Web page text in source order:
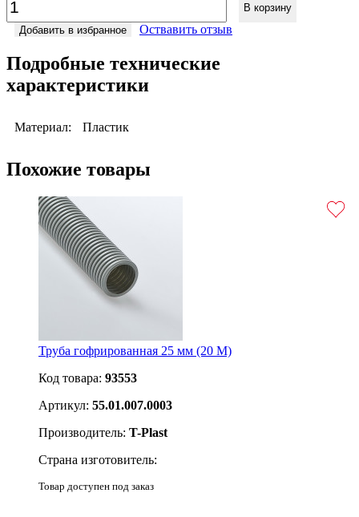
В корзину
Добавить в избранное
Оствавить отзыв
Подробные технические
характеристики
Материал: Пластик
Похожие товары
Труба гофрированная 25 мм (20 M)
Код товара: 93553
Артикул: 55.01.007.0003
Производитель: T-Plast
Страна изготовитель:
Товар доступен под заказ